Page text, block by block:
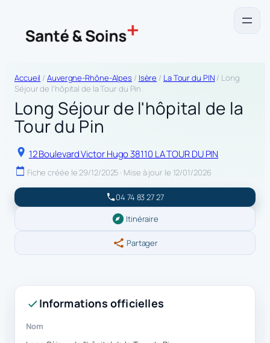
Accueil /Auvergne-Rhône-Alpes / Isère / La Tour du PIN / Long
Séjour de l'hôpital de la Tour du Pin
Long Séjour de l'hôpital de la
Tour du Pin
12 Boulevard Victor Hugo 38110 LA TOUR DU PIN
Fiche créée le 29/12/2025 · Mise à jour le 12/01/2026
04 74 83 27 27
Itinéraire
Partager
Informations officielles
Nom